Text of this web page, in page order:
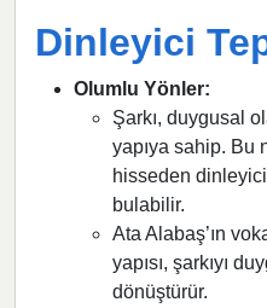
Dinleyici
Olumlu Yönler:
Şarkı, duygusal
yapıya sahip. Bu
hisseden
bulabilir.
Ata Alabaş’ın
yapısı, şarkıyı
dönüştürür.